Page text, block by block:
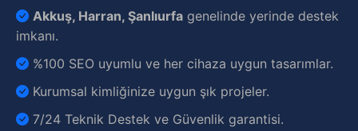
Akkuş, Harran, Şanlıurfa genelinde yerinde destek
imkanı.
%100 SEO uyumlu ve her cihaza uygun tasarımlar.
Kurumsal kimliğinize uygun şık projeler.
7/24 Teknik Destek ve Güvenlik garantisi.